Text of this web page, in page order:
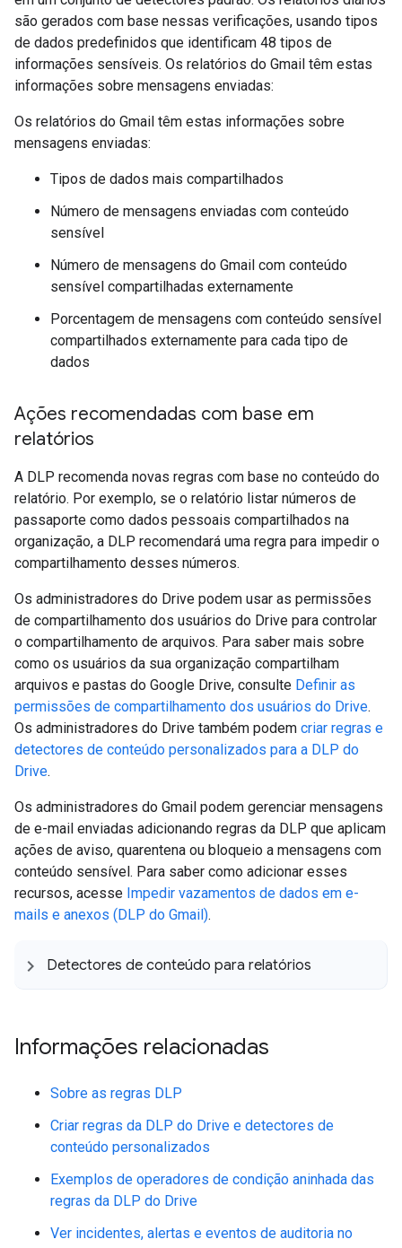
são gerados com base nessas verificações, usando tipos
de dados predefinidos que identificam 48 tipos de
informações sensíveis. Os relatórios do Gmail têm estas
informações sobre mensagens enviadas:
Os relatórios do Gmail têm estas informações sobre
mensagens enviadas:
Tipos de dados mais compartilhados
Número de mensagens enviadas com conteúdo
sensível
Número de mensagens do Gmail com conteúdo
sensível compartilhadas externamente
Porcentagem de mensagens com conteúdo sensível
compartilhados externamente para cada tipo de
dados
Ações recomendadas com base em
relatórios
A DLP recomenda novas regras com base no conteúdo do
relatório. Por exemplo, se o relatório listar números de
passaporte como dados pessoais compartilhados na
organização, a DLP recomendará uma regra para impedir o
compartilhamento desses números.
Os administradores do Drive podem usar as permissões
de compartilhamento dos usuários do Drive para controlar
o compartilhamento de arquivos. Para saber mais sobre
como os usuários da sua organização compartilham
arquivos e pastas do Google Drive, consulte Definir as
permissões de compartilhamento dos usuários do Drive.
Os administradores do Drive também podem criar regras e
detectores de conteúdo personalizados para a DLP do
Drive.
Os administradores do Gmail podem gerenciar mensagens
de e-mail enviadas adicionando regras da DLP que aplicam
ações de aviso, quarentena ou bloqueio a mensagens com
conteúdo sensível. Para saber como adicionar esses
recursos, acesse Impedir vazamentos de dados em e-
mails e anexos (DLP do Gmail).
Detectores de conteúdo para relatórios
Informações relacionadas
Sobre as regras DLP
Criar regras da DLP do Drive e detectores de
conteúdo personalizados
Exemplos de operadores de condição aninhada das
regras da DLP do Drive
Ver incidentes, alertas e eventos de auditoria no